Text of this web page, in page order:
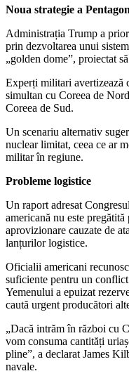
Noua strategie a
Administrația Trump a
prin dezvoltarea unui
„golden dome”, proiectat
Experți militari avertizează
simultan cu Coreea de
Coreea de Sud.
Un scenariu alternativ
nuclear limitat, ceea ce ar
militar în regiune.
Probleme logistice
Un raport adresat
americană nu este
aprovizionare cauzate de
lanțurilor logistice.
Oficialii americani
suficiente pentru un
Yemenului a epuizat
caută urgent producători
„Dacă intrăm în război cu
vom consuma cantități
pline”, a declarat James
navale.